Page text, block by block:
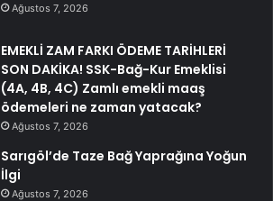
Ağustos 7, 2026
EMEKLİ ZAM FARKI ÖDEME TARİHLERİ
SON DAKİKA! SSK-Bağ-Kur Emeklisi
(4A, 4B, 4C) Zamlı emekli maaş
ödemeleri ne zaman yatacak?
Ağustos 7, 2026
Sarıgöl’de Taze Bağ Yaprağına Yoğun
İlgi
Ağustos 7, 2026